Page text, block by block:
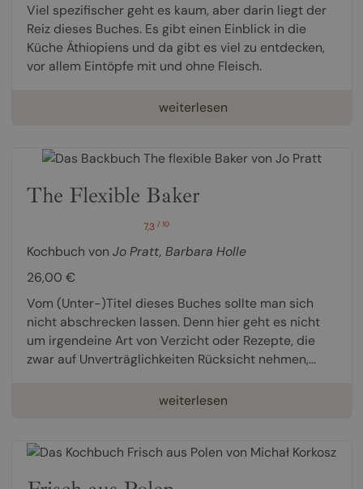
Viel spezifischer geht es kaum, aber darin liegt der
Reiz dieses Buches. Es gibt einen Einblick in die
Küche Äthiopiens und da gibt es viel zu entdecken,
vor allem Eintöpfe mit und ohne Fleisch.
weiterlesen
The Flexible Baker
7,3/ 10
Kochbuch von Jo Pratt, Barbara Holle
26,00 €
Vom (Unter-)Titel dieses Buches sollte man sich
nicht abschrecken lassen. Denn hier geht es nicht
um irgendeine Art von Verzicht oder Rezepte, die
zwar auf Unverträglichkeiten Rücksicht nehmen,...
weiterlesen